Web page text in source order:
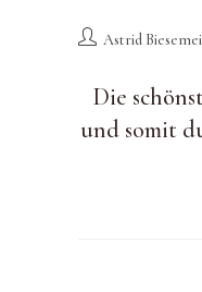
Beitrags-
Astrid
Die
und somit